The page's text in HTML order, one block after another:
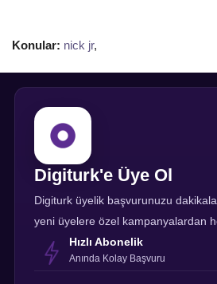
Konular: nick jr,
Digiturk'e Üye Ol
Digiturk üyelik başvurunuzu
yeni üyelere özel kampanyalardan
Hızlı Abonelik
Anında Kolay Başvuru